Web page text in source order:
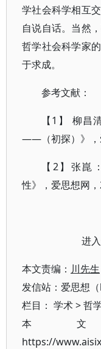
学社会科学相互
自说自话。当然
哲学社会科学家
于求成。
参考文献：
【1】 柳昌
——（初探）》，
【2】张崑
性》，爱思想网，
进
本文责编： 川先生
发信站：爱思想
栏目： 学术>哲
本
https://